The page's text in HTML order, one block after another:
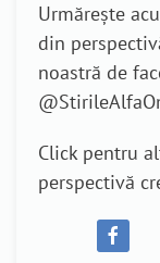
Urmărește
din
noastră de
Click pentru
perspectivă